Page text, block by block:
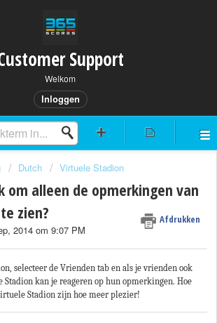
Support
Welkom
Inloggen
Dutch Virtuele Stadion
om alleen de opmerkingen van
zien?
Afdrukken
2014 om 9:07 PM
selecteer de Vrienden tab en als je vrienden ook
kan je reageren op hun opmerkingen. Hoe
Stadion zijn hoe meer plezier!